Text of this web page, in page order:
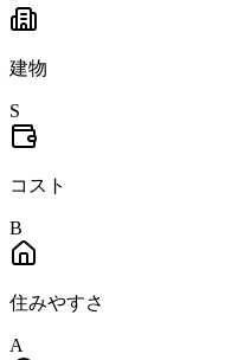
建物
S
コスト
B
住みやすさ
A